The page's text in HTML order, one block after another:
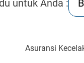
untuk Anda :
Asuransi